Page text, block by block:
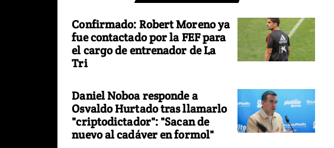
Confirmado: Robert Moreno ya
fue contactado por la FEF para
el cargo de entrenador de La
Tri
Daniel Noboa responde a
Osvaldo Hurtado tras llamarlo
"criptodictador": "Sacan de
nuevo al cadáver en formol"